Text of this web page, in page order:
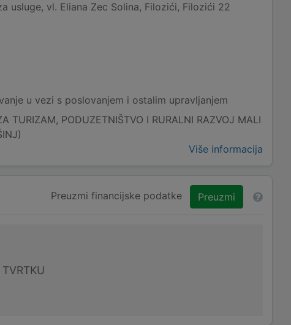
usluge, vl. Eliana Zec Solina, Filozići, Filozići 22
u vezi s poslovanjem i ostalim upravljanjem
TURIZAM, PODUZETNIŠTVO I RURALNI RAZVOJ MALI
Više informacija
Preuzmi financijske podatke Preuzmi